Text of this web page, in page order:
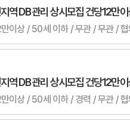
역 DB 관리 상시모집 건당12만
역 DB 관리 상시모집 건당12만